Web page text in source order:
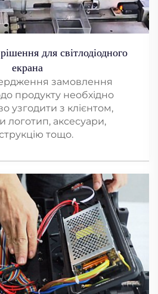
для світлодіодного
екрана
замовлення
продукту необхідно
узгодити з клієнтом,
логотип, аксесуари,
тощо.